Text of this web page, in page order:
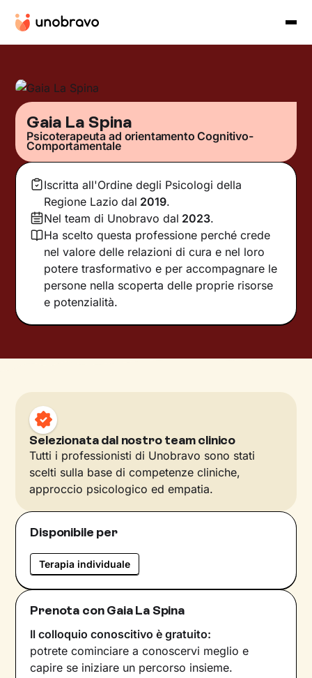
Gaia La Spina
Psicoterapeuta ad orientamento Cognitivo-
Comportamentale
Iscritta all'Ordine degli Psicologi della
Regione Lazio dal 2019.
Nel team di Unobravo dal 2023.
Ha scelto questa professione perché crede
nel valore delle relazioni di cura e nel loro
potere trasformativo e per accompagnare le
persone nella scoperta delle proprie risorse
e potenzialità.
Selezionata dal nostro team clinico
Tutti i professionisti di Unobravo sono stati
scelti sulla base di competenze cliniche,
approccio psicologico ed empatia.
Disponibile per
Terapia individuale
Prenota con Gaia La Spina
Il colloquio conoscitivo è gratuito:
potrete cominciare a conoscervi meglio e
capire se iniziare un percorso insieme.